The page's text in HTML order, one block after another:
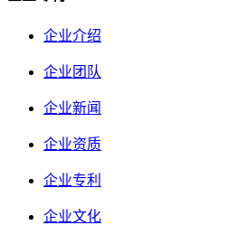
企业介绍
企业团队
企业新闻
企业资质
企业专利
企业文化